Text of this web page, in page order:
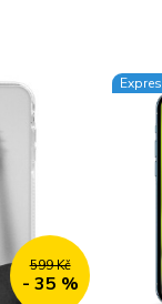
599 Kč
- 35 %